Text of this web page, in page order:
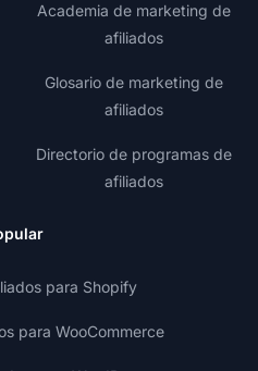
Academia de marketing de
afiliados
Glosario de marketing de
afiliados
Directorio de programas de
afiliados
para Shopify
para WooCommerce